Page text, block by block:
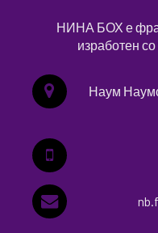
НИНА БОХ е
изработен со
Наум